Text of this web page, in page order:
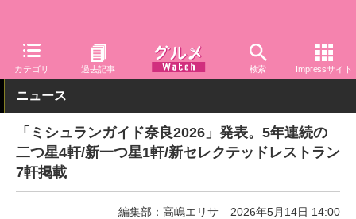
カテゴリ 過去記事 検索 Impressサイト
グルメ Watch 店舗 レストラン
ニュース
「ミシュランガイド奈良2026」発表。5年連続の
二つ星4軒/新一つ星1軒/新セレクテッドレストラン
7軒掲載
編集部：高嶋エリサ 2026年5月14日 14:00